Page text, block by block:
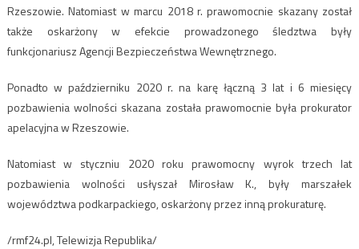
Rzeszowie. Natomiast w marcu 2018 r. prawomocnie skazany został
także oskarżony w efekcie prowadzonego śledztwa były
funkcjonariusz Agencji Bezpieczeństwa Wewnętrznego.
Ponadto w październiku 2020 r. na karę łączną 3 lat i 6 miesięcy
pozbawienia wolności skazana została prawomocnie była prokurator
apelacyjna w Rzeszowie.
Natomiast w styczniu 2020 roku prawomocny wyrok trzech lat
pozbawienia wolności usłyszał Mirosław K., były marszałek
województwa podkarpackiego, oskarżony przez inną prokuraturę.
/rmf24.pl, Telewizja Republika/